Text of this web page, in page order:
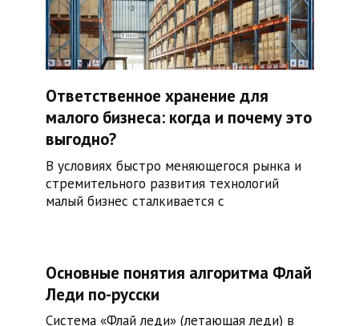
Ответственное хранение для
малого бизнеса: когда и почему это
выгодно?
В условиях быстро меняющегося рынка и
стремительного развития технологий
малый бизнес сталкивается с
Основные понятия алгоритма Флай
Леди по-русски
Система «Флай леди» (летающая леди) в